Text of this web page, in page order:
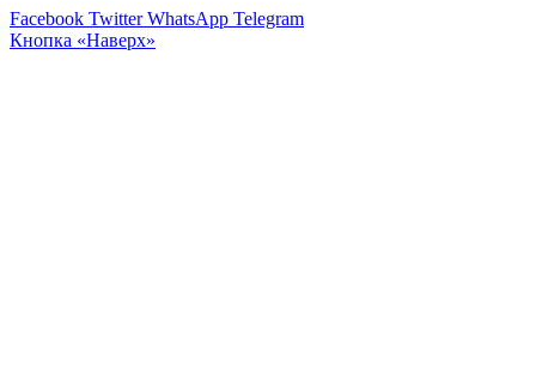
Facebook Twitter WhatsApp Telegram
Кнопка «Наверх»